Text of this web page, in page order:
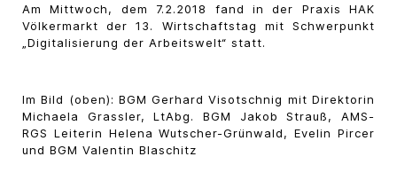
Am Mittwoch, dem 7.2.2018 fand in der Praxis HAK
Völkermarkt der 13. Wirtschaftstag mit Schwerpunkt
„Digitalisierung der Arbeitswelt“ statt.
Im Bild (oben): BGM Gerhard Visotschnig mit Direktorin
Michaela Grassler, LtAbg. BGM Jakob Strauß, AMS-
RGS Leiterin Helena Wutscher-Grünwald, Evelin Pircer
und BGM Valentin Blaschitz